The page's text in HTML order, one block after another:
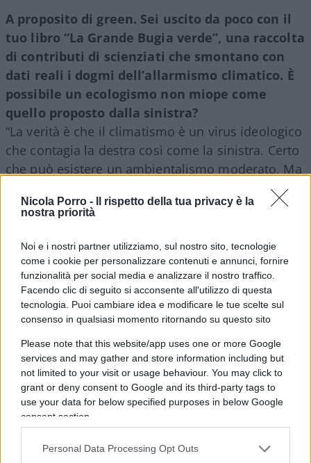
Nicola Porro -
Il rispetto della tua privacy è la
nostra priorità
Noi e i nostri partner utilizziamo, sul nostro sito, tecnologie
come i cookie per personalizzare contenuti e annunci, fornire
funzionalità per social media e analizzare il nostro traffico.
Facendo clic di seguito si acconsente all'utilizzo di questa
tecnologia. Puoi cambiare idea e modificare le tue scelte sul
consenso in qualsiasi momento ritornando su questo sito
Please note that this website/app uses one or more Google
services and may gather and store information including but
not limited to your visit or usage behaviour. You may click to
grant or deny consent to Google and its third-party tags to
use your data for below specified purposes in below Google
consent section.
Personal Data Processing Opt Outs
A proposito di green. Sei uscito da poco con il
tuo libro “La Grande Bugia verde”, una raccolta
di contributi di scienziati che smontano con
dati reali i dogmi dell’allarmismo climatico. È
possibile un ecologismo non miope come
quello proposto dalla sinistra?
“La verità è che il climatismo è un virus ideologico
che contagia la destra così come la sinistra. Certo
che può esistere un ambientalismo moderato. Ma
ci troviamo di fronte ad un paradosso: è come se,
in piena ubriacatura comunista, tutti fossero stati
contrari, si fossero limitati a mettere in
discussione solo i tempi necessari per arrivare a
qualcosa che era dato per acquisito. Consiglio a
tutti di leggere il libro non perché l’ho scritto io,
ma per gli spunti forniti da un nutrito gruppo di
scienziati. Dovrebbero leggerlo soprattutto i
giovani, che sono bombardati dall’ideologia
catastrofista”.
La partita sulle nomine europee ha dimostrato
“L’atteggiamento che l’Ue ha avuto nei confronti di